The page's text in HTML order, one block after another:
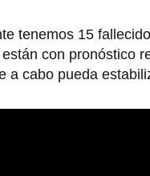
tenemos 15
con pronóstico
a cabo pueda